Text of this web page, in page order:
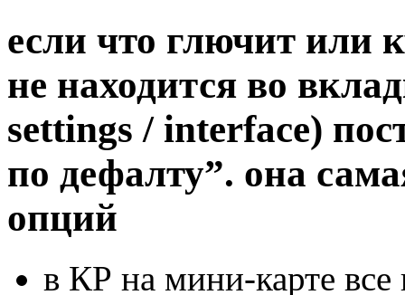
если что глючит или
не находится во
settings / interface)
по дефалту”. она
опций
в КР на мини-карте все